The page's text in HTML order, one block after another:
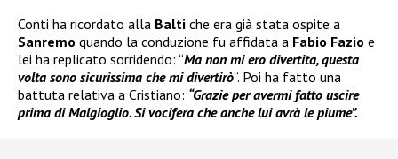
Conti ha ricordato alla Balti che era già stata ospite a
Sanremo quando la conduzione fu affidata a Fabio Fazio e
lei ha replicato sorridendo: “Ma non mi ero divertita, questa
volta sono sicurissima che mi divertirò“. Poi ha fatto una
battuta relativa a Cristiano: “Grazie per avermi fatto uscire
prima di Malgioglio. Si vocifera che anche lui avrà le piume”.